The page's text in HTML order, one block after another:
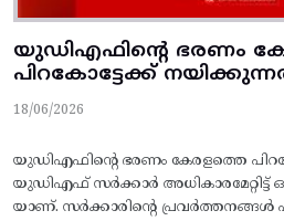
യുഡിഎഫിന്റെ ഭരണം
പിറകോട്ടേക്ക്‌
18/06/2026
യുഡിഎഫിന്റെ ഭരണം കേരളത്തെ
യുഡിഎഫ്‌ സര്‍ക്കാര്‍
യാണ്‌. സര്‍ക്കാരിന്റെ പ്രവര്‍ത്തനങ്ങള്‍